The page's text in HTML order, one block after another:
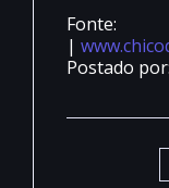
|
Postado